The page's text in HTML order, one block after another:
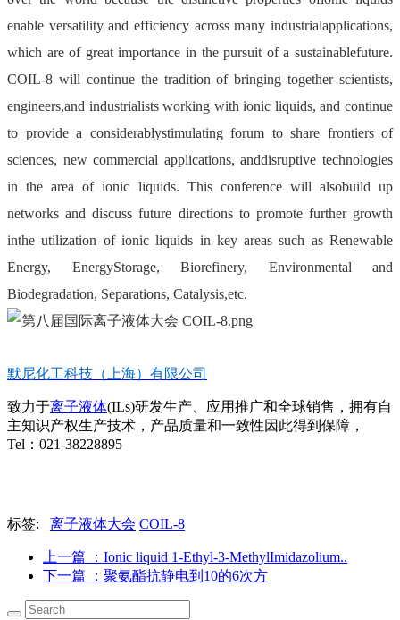
enable versatility and efficiency across many industrialapplications,
which are of great importance in the pursuit of a sustainablefuture.
COIL-8 will continue the tradition of bringing together scientists,
engineers,and industrialists working with ionic liquids, and continue
to provide a considerablystimulating forum to share frontiers of
sciences, new commercial applications, anddisruptive technologies
in the area of ionic liquids. This conference will alsobuild up
networks and discuss future directions to promote further growth
inthe utilization of ionic liquids in key areas such as Renewable
Energy, EnergyStorage, Biorefinery, Environmental and
Biodegradation, Separations, Catalysis,etc.
默尼化工科技（上海）有限公司
致力于离子液体(ILs)研发生产、应用推广和全球销售，拥有自
主知识产权生产技术，产品质量和一致性因此得到保障，
Tel：021-38228895
标签: 离子液体大会 COIL-8
上一篇
：Ionic liquid 1-Ethyl-3-MethylImidazolium..
下一篇
：聚氨酯抗静电到10的6次方